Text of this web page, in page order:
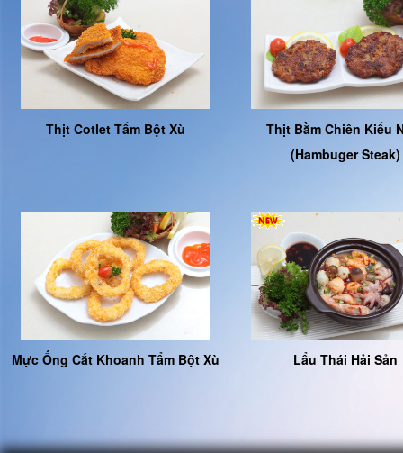
Thịt Cotlet Tẩm Bột Xù
Thịt Bằm Chiên Kiểu
(Hambuger Steak)
Mực Ống Cắt Khoanh Tẩm Bột Xù Lẩu Thái Hải Sản